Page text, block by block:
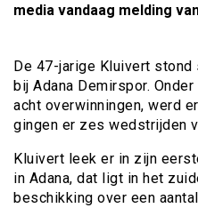
media vandaag melding
De 47-jarige Kluivert
bij Adana Demirspor.
acht overwinningen, werd
gingen er zes wedstrijden
Kluivert leek er in zijn
in Adana, dat ligt in het
beschikking over een